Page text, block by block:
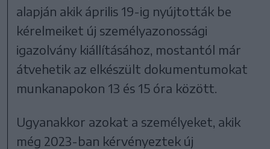
alapján akik április 19-ig nyújtották be
kérelmeiket új személyazonossági
igazolvány kiállításához, mostantól már
átvehetik az elkészült dokumentumokat
munkanapokon 13 és 15 óra között.
Ugyanakkor azokat a személyeket, akik
még 2023-ban kérvényeztek új